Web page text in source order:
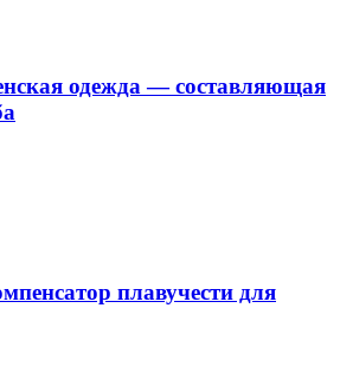
одежда — составляющая
плавучести для